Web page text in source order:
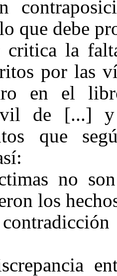
que debe
critica la
por las
en el
de [...] y
que
no
los